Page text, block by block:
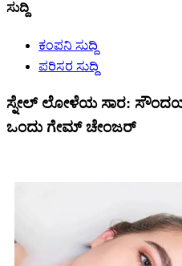
ಸುದ್ದಿ
ಕಂಪನಿ ಸುದ್ದಿ
ಪರಿಸರ ಸುದ್ದಿ
ಸ್ನೇಲ್ ಲೋಳೆಯ ಸಾರ:
ಒಂದು ಗೇಮ್ ಚೇಂಜರ್